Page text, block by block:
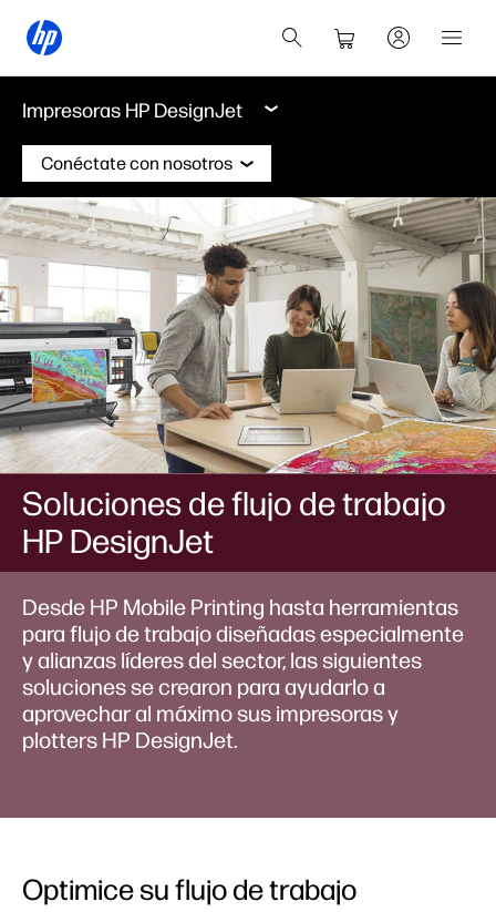
Impresoras HP DesignJet
Conéctate con nosotros
Soluciones de flujo de trabajo
HP DesignJet
Desde HP Mobile Printing hasta herramientas
para flujo de trabajo diseñadas especialmente
y alianzas líderes del sector, las siguientes
soluciones se crearon para ayudarlo a
aprovechar al máximo sus impresoras y
plotters HP DesignJet.
Optimice su flujo de trabajo